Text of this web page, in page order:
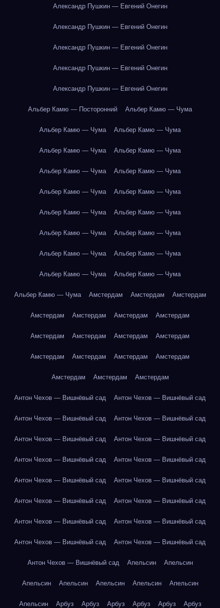
Александр Пушкин — Евгений Онегин
Александр Пушкин — Евгений Онегин
Александр Пушкин — Евгений Онегин
Александр Пушкин — Евгений Онегин
Александр Пушкин — Евгений Онегин
Альбер Камю — Посторонний Альбер Камю — Чума
Альбер Камю — Чума Альбер Камю — Чума
Альбер Камю — Чума Альбер Камю — Чума
Альбер Камю — Чума Альбер Камю — Чума
Альбер Камю — Чума Альбер Камю — Чума
Альбер Камю — Чума Альбер Камю — Чума
Альбер Камю — Чума Альбер Камю — Чума
Альбер Камю — Чума Альбер Камю — Чума
Альбер Камю — Чума Альбер Камю — Чума
Альбер Камю — Чума Амстердам Амстердам Амстердам
Амстердам Амстердам Амстердам Амстердам
Амстердам Амстердам Амстердам Амстердам
Амстердам Амстердам Амстердам Амстердам
Амстердам Амстердам Амстердам
Антон Чехов — Вишнёвый сад Антон Чехов — Вишнёвый сад
Антон Чехов — Вишнёвый сад Антон Чехов — Вишнёвый сад
Антон Чехов — Вишнёвый сад Антон Чехов — Вишнёвый сад
Антон Чехов — Вишнёвый сад Антон Чехов — Вишнёвый сад
Антон Чехов — Вишнёвый сад Антон Чехов — Вишнёвый сад
Антон Чехов — Вишнёвый сад Антон Чехов — Вишнёвый сад
Антон Чехов — Вишнёвый сад Антон Чехов — Вишнёвый сад
Антон Чехов — Вишнёвый сад Антон Чехов — Вишнёвый сад
Антон Чехов — Вишнёвый сад Апельсин Апельсин
Апельсин Апельсин Апельсин Апельсин Апельсин
Апельсин Арбуз Арбуз Арбуз Арбуз Арбуз Арбуз